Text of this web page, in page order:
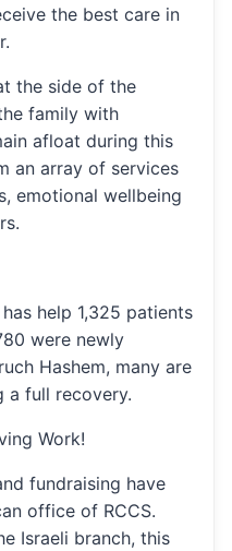
the best care in
the side of the
family with
afloat during this
an array of services
emotional wellbeing
help 1,325 patients
were newly
Hashem, many are
a full recovery.
Work!
fundraising have
office of RCCS.
Israeli branch, this